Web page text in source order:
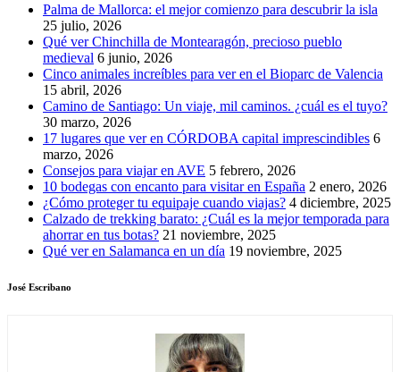
Palma de Mallorca: el mejor comienzo para descubrir la isla
25 julio, 2026
Qué ver Chinchilla de Montearagón, precioso pueblo
medieval 6 junio, 2026
Cinco animales increíbles para ver en el Bioparc de Valencia
15 abril, 2026
Camino de Santiago: Un viaje, mil caminos. ¿cuál es el tuyo?
30 marzo, 2026
17 lugares que ver en CÓRDOBA capital imprescindibles 6
marzo, 2026
Consejos para viajar en AVE 5 febrero, 2026
10 bodegas con encanto para visitar en España 2 enero, 2026
¿Cómo proteger tu equipaje cuando viajas? 4 diciembre, 2025
Calzado de trekking barato: ¿Cuál es la mejor temporada para
ahorrar en tus botas? 21 noviembre, 2025
Qué ver en Salamanca en un día 19 noviembre, 2025
José Escribano